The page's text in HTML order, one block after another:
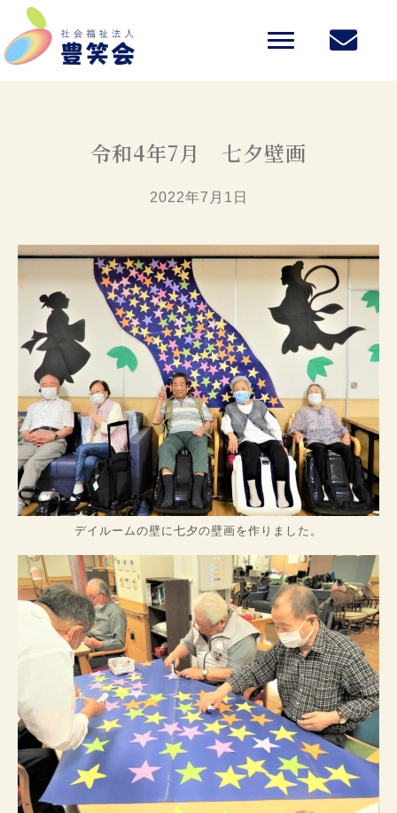
令和4年7月 七夕壁画
2022年7月1日
デイルームの壁に七夕の壁画を作りました。